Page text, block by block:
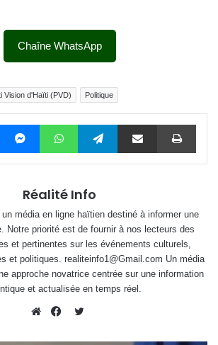
Chaîne WhatsApp
Vision d'Haïti (PVD) Politique
Twitter MessengerWhatsAppTelegram Partager par email
Réalité Info
média en ligne haïtien destiné à informer une
Notre priorité est de fournir à nos lecteurs des
et pertinentes sur les événements culturels,
et politiques. realiteinfo1@Gmail.com Un média
approche novatrice centrée sur une information
et actualisée en temps réel.